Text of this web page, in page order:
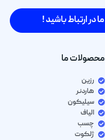
در ارتباط باشید !
محصولات ما
رزین
هاردنر
سیلیکون
الیاف
چسب
ژلکوت